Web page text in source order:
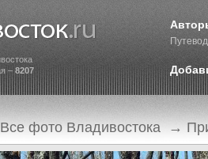
– 8207
Все фото Владивостока →